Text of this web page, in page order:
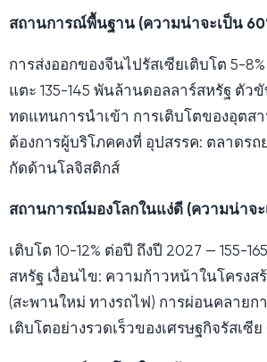
สถานการณ์พื้นฐาน (ความน่าจะเป็น
การส่งออกของจีนไปรัสเซียเติบโต 5-
แตะ 135-145 พันล้านดอลลาร์สหรัฐ ตัว
ทดแทนการนำเข้า การเติบโตของอุตส
ต้องการผู้บริโภคคงที่ อุปสรรค: ตลาดร
กัดด้านโลจิสติกส์
สถานการณ์มองโลกในแง่ดี (ความน่าจะ
เติบโต 10-12% ต่อปี ถึงปี 2027 — 155-
สหรัฐ เงื่อนไข: ความก้าวหน้าในโครงส
(สะพานใหม่ ทางรถไฟ) การผ่อนคลายก
เติบโตอย่างรวดเร็วของเศรษฐกิจรัสเซีย